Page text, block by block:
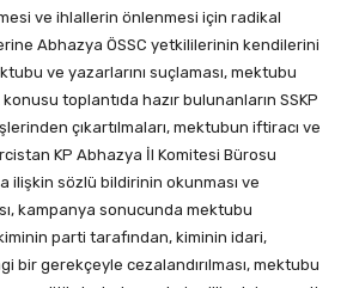
ve ihlallerin önlenmesi için radikal
Abhazya ÖSSC yetkililerinin kendilerini
ve yazarlarını suçlaması, mektubu
toplantıda hazır bulunanların SSKP
çıkartılmaları, mektubun iftiracı ve
KP Abhazya İl Komitesi Bürosu
ilişkin sözlü bildirinin okunması ve
kampanya sonucunda mektubu
parti tarafından, kiminin idari,
bir gerekçeyle cezalandırılması, mektubu